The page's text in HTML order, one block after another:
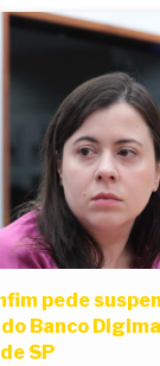
pede
Banco
SP